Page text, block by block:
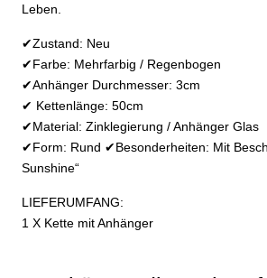
Leben.
✔Zustand: Neu
✔Farbe: Mehrfarbig / Regenbogen
✔Anhänger Durchmesser: 3cm
✔ Kettenlänge: 50cm
✔Material: Zinklegierung / Anhänger Glas
✔Form: Rund ✔Besonderheiten: Mit
Sunshine“
LIEFERUMFANG:
1 X Kette mit Anhänger